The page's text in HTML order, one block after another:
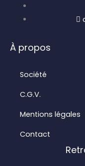
À propos
Société
C.G.V.
Mentions légales
Contact